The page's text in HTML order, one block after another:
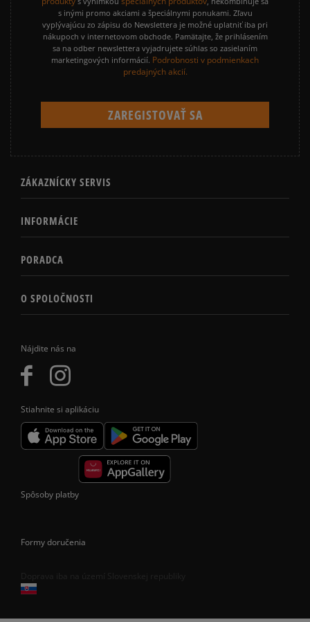
Nájdite nás na
Stiahnite si aplikáciu
s inými promo akciami a špeciálnymi ponukami. Zľavu
vyplývajúcu zo zápisu do Newslettera je možné uplatniť iba pri
nákupoch v internetovom obchode. Pamätajte, že prihlásením
sa na odber newslettera vyjadrujete súhlas so zasielaním
marketingových informácií. Podrobnosti v podmienkach
predajných akcií.
ZÁKAZNÍCKY SERVIS
INFORMÁCIE
PORADCA
O SPOLOČNOSTI
Spôsoby platby
Formy doručenia